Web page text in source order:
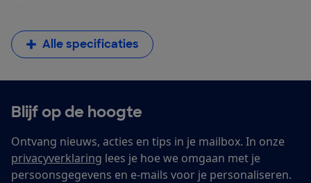
Alle specificaties
Blijf op de hoogte
Ontvang nieuws, acties en tips in je mailbox. In onze
privacyverklaring lees je hoe we omgaan met je
persoonsgegevens en e-mails voor je personaliseren.